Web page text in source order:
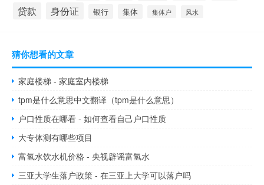
贷款 身份证 银行 集体 集体户 风水
猜你想看的文章
家庭楼梯 - 家庭室内楼梯
tpm是什么意思中文翻译（tpm是什么意思）
户口性质在哪看 - 如何查看自己户口性质
大专体测有哪些项目
富氢水饮水机价格 - 央视辟谣富氢水
三亚大学生落户政策 - 在三亚上大学可以落户吗